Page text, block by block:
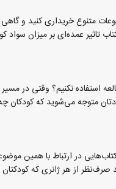
متنوع خریداری کنید و
استفاده نکنیم؟ وقتی در
متوجه می‌شوید که
در ارتباط با همین
از هر ژانری که